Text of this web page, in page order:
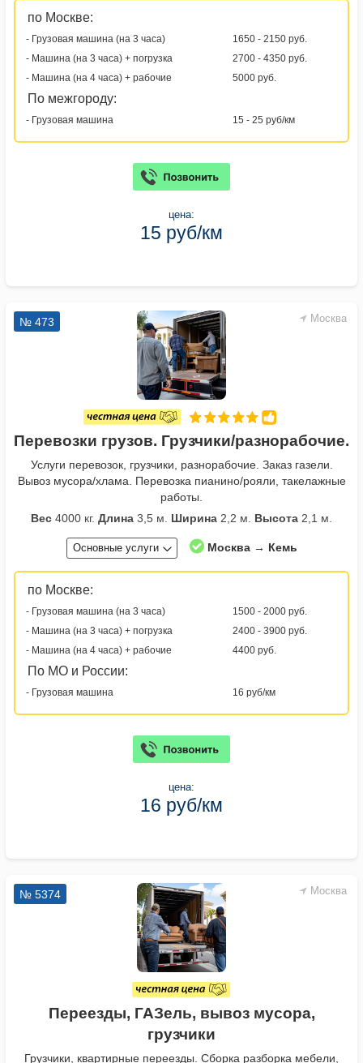
по Москве:
- Грузовая машина (на 3 часа)
1650 - 2150 руб.
- Машина (на 3 часа) + погрузка
2700 - 4350 руб.
- Машина (на 4 часа) + рабочие
5000 руб.
По межгороду:
- Грузовая машина 15 - 25 руб/км
цена:
15 руб/км
Москва
№ 473
Перевозки грузов. Грузчики/разнорабочие.
Услуги перевозок, грузчики, разнорабочие. Заказ газели.
Вывоз мусора/хлама. Перевозка пианино/рояли, такелажные
работы.
Вес 4000 кг. Длина 3,5 м. Ширина 2,2 м. Высота 2,1 м.
Основные услуги Москва → Кемь
по Москве:
- Грузовая машина (на 3 часа)
1500 - 2000 руб.
- Машина (на 3 часа) + погрузка
2400 - 3900 руб.
- Машина (на 4 часа) + рабочие
4400 руб.
По МО и России:
- Грузовая машина 16 руб/км
цена:
16 руб/км
Москва
№ 5374
Переезды, ГАЗель, вывоз мусора,
грузчики
Грузчики, квартирные переезды. Сборка разборка мебели,